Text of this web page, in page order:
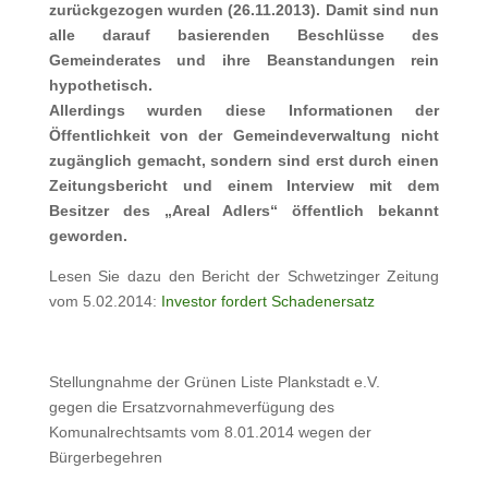
zurückgezogen wurden (26.11.2013). Damit sind nun
alle darauf basierenden Beschlüsse des
Gemeinderates und ihre Beanstandungen rein
hypothetisch.
Allerdings wurden diese Informationen der
Öffentlichkeit von der Gemeindeverwaltung nicht
zugänglich gemacht, sondern sind erst durch einen
Zeitungsbericht und einem Interview mit dem
Besitzer des „Areal Adlers“ öffentlich bekannt
geworden.
Lesen Sie dazu den Bericht der Schwetzinger Zeitung
vom 5.02.2014: Investor fordert Schadenersatz
Stellungnahme der Grünen Liste Plankstadt e.V.
gegen die Ersatzvornahmeverfügung des
Komunalrechtsamts vom 8.01.2014 wegen der
Bürgerbegehren